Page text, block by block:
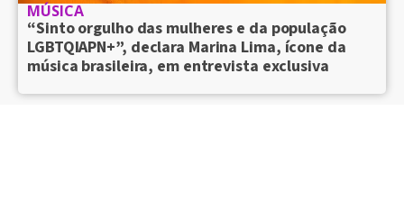
MÚSICA
“Sinto orgulho das mulheres e da população
LGBTQIAPN+”, declara Marina Lima, ícone da
música brasileira, em entrevista exclusiva